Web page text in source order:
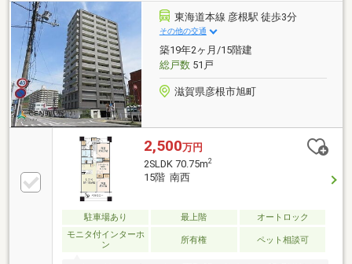
東海道本線 彦根駅 徒歩3分
その他の交通
築19年2ヶ月/15階建
総戸数51戸
滋賀県彦根市旭町
2,500万円
2SLDK 70.75m2
15階 南西
駐車場あり 最上階
オートロック
モニタ付インターホ
ン
所有権 ペット相談可